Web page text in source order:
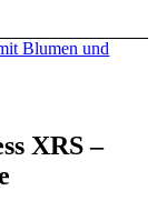
XRS –